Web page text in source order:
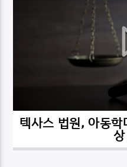
DK NET
텍사스 법원, 아동